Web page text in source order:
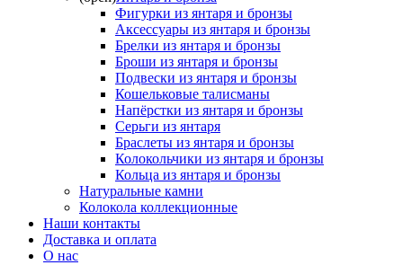
Фигурки из янтаря и бронзы
Аксессуары из янтаря и бронзы
Брелки из янтаря и бронзы
Броши из янтаря и бронзы
Подвески из янтаря и бронзы
Кошельковые талисманы
Напёрстки из янтаря и бронзы
Серьги из янтаря
Браслеты из янтаря и бронзы
Колокольчики из янтаря и бронзы
Кольца из янтаря и бронзы
Натуральные камни
Колокола коллекционные
Наши контакты
Доставка и оплата
О нас